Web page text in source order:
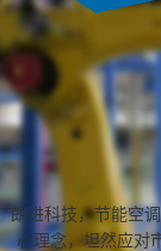
朗进科技，节能空
心理念，坦然应对